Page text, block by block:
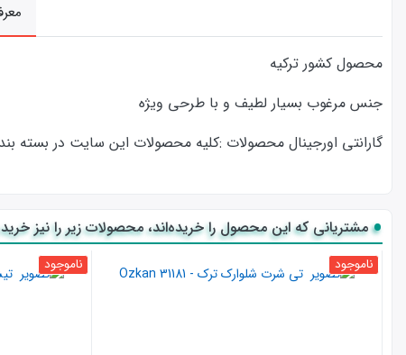
محصول کشور ترکیه
جنس مرغوب بسیار لطیف و با طرحی ویژه
گارانتی اورجینال محصولات :كليه محصولات این سایت در بسته
مشتریانی که این محصول را خریده‌اند، محصولات زیر را نیز
ناموجود ناموجود